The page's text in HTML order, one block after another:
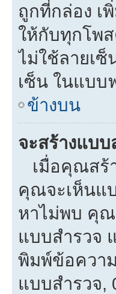
ถูกที่กล่อง เ
ให้กับทุกโพ
ไม่ใช้ลายเซ็
เซ็น ในแบบ
ข้างบน
จะสร้างแบบ
เมื่อคุณสร้
คุณจะเห็นแ
หาไม่พบ คุณ
แบบสำรวจ
พิมพ์ข้อควา
แบบสำรวจ,